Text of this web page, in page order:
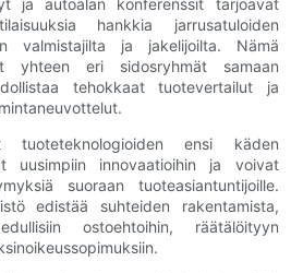
ja autoalan konferenssit tarjoavat
hankkia jarrusatuloiden
valmistajilta ja jakelijoilta. Nämä
yhteen eri sidosryhmät samaan
tehokkaat tuotevertailut ja
tuoteteknologioiden ensi käden
uusimpiin innovaatioihin ja voivat
suoraan tuoteasiantuntijoille.
edistää suhteiden rakentamista,
ostoehtoihin, räätälöityyn